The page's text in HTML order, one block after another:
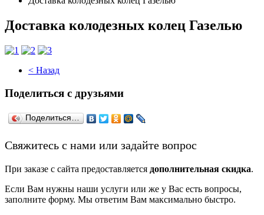
Доставка колодезных колец Газелью
< Назад
Поделиться с друзьями
Поделиться…
­Свяжитесь с нами или задайте вопрос
При заказе с сайта предоставляется дополнительная скидка.
Если Вам нужны наши услуги или же у Вас есть вопросы,
заполните форму. Мы ответим Вам максимально быстро.